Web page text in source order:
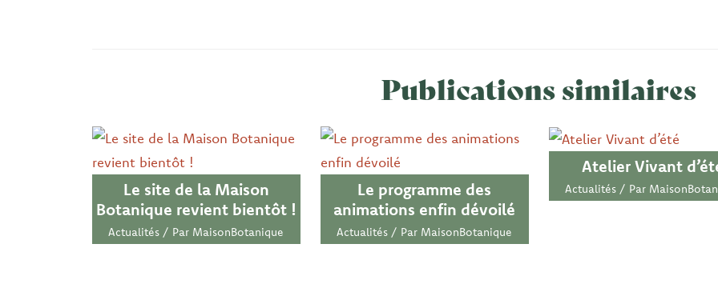
Publications similaires
Le site de la Maison
Botanique revient bientôt !
Actualités / Par MaisonBotanique
Le programme des
animations enfin dévoilé
Actualités / Par MaisonBotanique
Atelier Vivant
Actualités / Par